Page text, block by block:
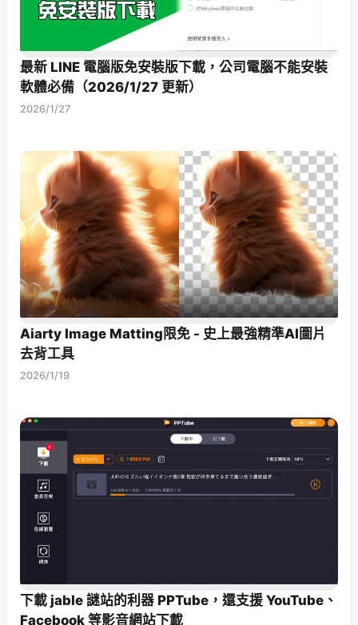
最新 LINE 電腦版免安裝版下載，公司電腦不能安裝
軟體必備（2026/1/27 更新）
2026/1/27
Aiarty Image Matting限免 - 史上最強精準AI圖片
去背工具
2026/1/19
下載 jable 謎站的利器 PPTube，還支援 YouTube、
Facebook 等影音網站下載